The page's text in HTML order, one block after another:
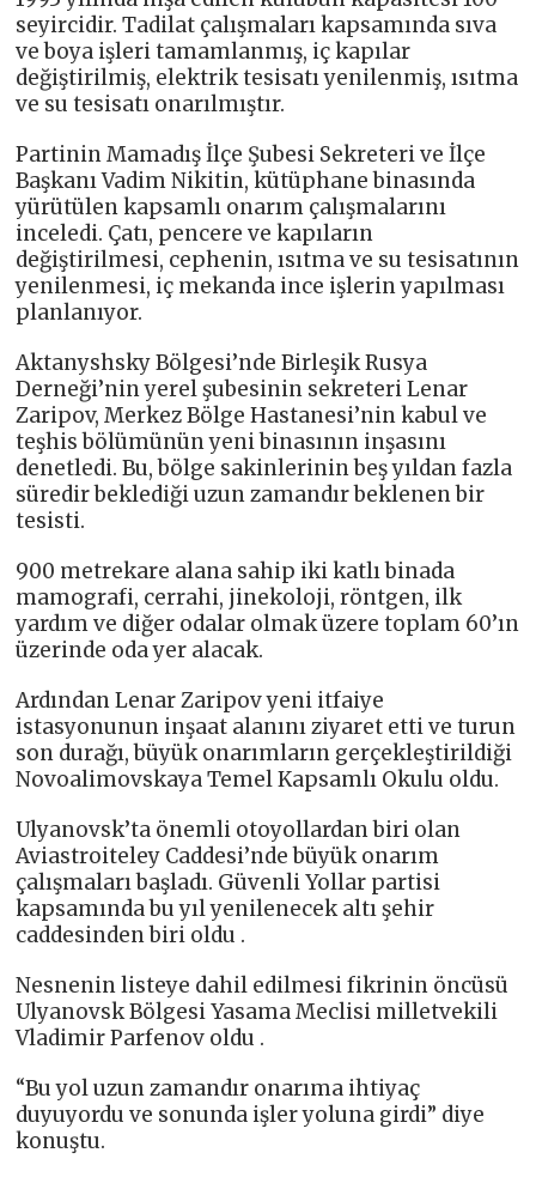
seyircidir. Tadilat çalışmaları kapsamında sıva
ve boya işleri tamamlanmış, iç kapılar
değiştirilmiş, elektrik tesisatı yenilenmiş, ısıtma
ve su tesisatı onarılmıştır.
Partinin Mamadış İlçe Şubesi Sekreteri ve İlçe
Başkanı Vadim Nikitin, kütüphane binasında
yürütülen kapsamlı onarım çalışmalarını
inceledi. Çatı, pencere ve kapıların
değiştirilmesi, cephenin, ısıtma ve su tesisatının
yenilenmesi, iç mekanda ince işlerin yapılması
planlanıyor.
Aktanyshsky Bölgesi’nde Birleşik Rusya
Derneği’nin yerel şubesinin sekreteri Lenar
Zaripov, Merkez Bölge Hastanesi’nin kabul ve
teşhis bölümünün yeni binasının inşasını
denetledi. Bu, bölge sakinlerinin beş yıldan fazla
süredir beklediği uzun zamandır beklenen bir
tesisti.
900 metrekare alana sahip iki katlı binada
mamografi, cerrahi, jinekoloji, röntgen, ilk
yardım ve diğer odalar olmak üzere toplam 60’ın
üzerinde oda yer alacak.
Ardından Lenar Zaripov yeni itfaiye
istasyonunun inşaat alanını ziyaret etti ve turun
son durağı, büyük onarımların gerçekleştirildiği
Novoalimovskaya Temel Kapsamlı Okulu oldu.
Ulyanovsk’ta önemli otoyollardan biri olan
Aviastroiteley Caddesi’nde büyük onarım
çalışmaları başladı. Güvenli Yollar partisi
kapsamında bu yıl yenilenecek altı şehir
caddesinden biri oldu .
Nesnenin listeye dahil edilmesi fikrinin öncüsü
Ulyanovsk Bölgesi Yasama Meclisi milletvekili
Vladimir Parfenov oldu .
“Bu yol uzun zamandır onarıma ihtiyaç
duyuyordu ve sonunda işler yoluna girdi” diye
konuştu.